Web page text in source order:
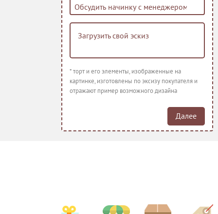
Красный
Заказ на
кг, не менее
или квадрат.
для тяжелого
тортов из-за
фрукты, крем,
Загрузить свой эскиз
* торт и его элементы, изображенные на
картинке, изготовлены по эксизу покупателя и
отражают пример возможного дизайна
Далее